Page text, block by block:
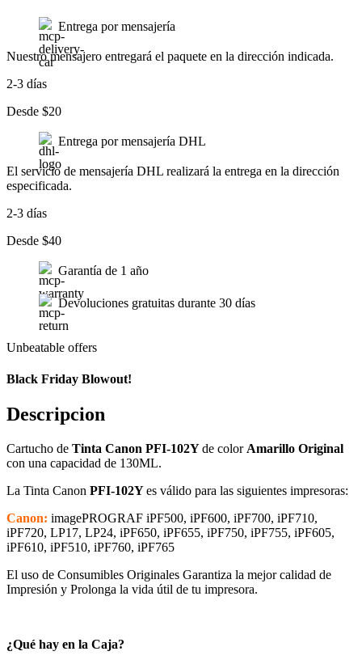
Entrega por mensajería
Nuestro mensajero entregará el paquete en la dirección indicada.
2-3 días
Desde $20
Entrega por mensajería DHL
El servicio de mensajería DHL realizará la entrega en la dirección
especificada.
2-3 días
Desde $40
Garantía de 1 año
Devoluciones gratuitas durante 30 días
Unbeatable offers
Black Friday Blowout!
Descripcion
Cartucho de Tinta Canon PFI-102Yde color Amarillo Original
con una capacidad de 130ML.
La Tinta Canon PFI-102Yes válido para las siguientes impresoras:
Canon: imagePROGRAF iPF500, iPF600, iPF700, iPF710,
iPF720, LP17, LP24, iPF650, iPF655, iPF750, iPF755, iPF605,
iPF610, iPF510, iPF760, iPF765
El uso de Consumibles Originales Garantiza la mejor calidad de
Impresión y Prolonga la vida útil de tu impresora.
¿Qué hay en la Caja?